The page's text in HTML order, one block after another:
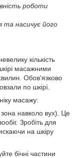
роботи
та насичує його
кількість
масажними
Обов'язково
по шкірі.
масажу:
зона навколо вух). Це
Зробіть для
на шкіру
бічні частини